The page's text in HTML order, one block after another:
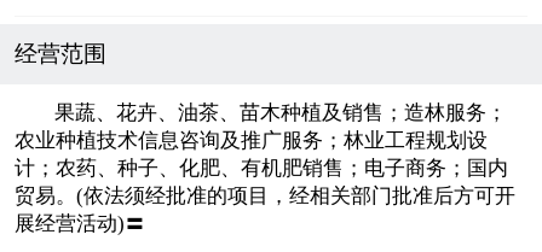
经营范围
果蔬、花卉、油茶、苗木种植及销售；造林服务；
农业种植技术信息咨询及推广服务；林业工程规划设
计；农药、种子、化肥、有机肥销售；电子商务；国内
贸易。(依法须经批准的项目，经相关部门批准后方可开
展经营活动)〓